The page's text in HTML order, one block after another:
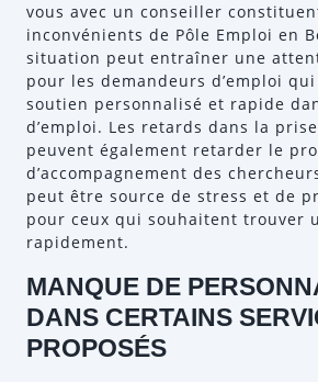
vous avec un conseiller
inconvénients de Pôle Emploi en
situation peut entraîner une
pour les demandeurs d’emploi
soutien personnalisé et rapide
d’emploi. Les retards dans la
peuvent également retarder le
d’accompagnement des
peut être source de stress et de
pour ceux qui souhaitent trouver
rapidement.
MANQUE DE
DANS CERTAINS
PROPOSÉS